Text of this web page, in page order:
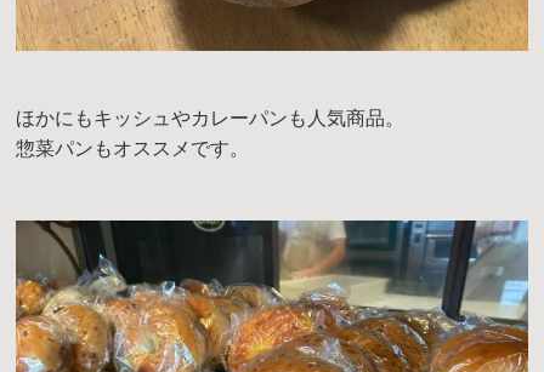
ほかにもキッシュやカレーパンも人気商品。
惣菜パンもオススメです。